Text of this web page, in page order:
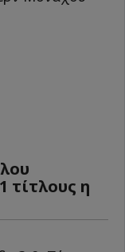
τίτλους η